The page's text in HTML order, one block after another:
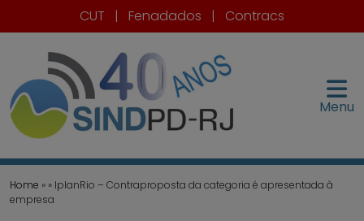
CUT | Fenadados | Contracs
Menu
Home » » IplanRio – Contraproposta da categoria é apresentada à
empresa